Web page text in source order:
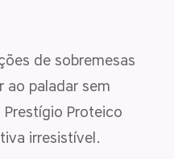
de sobremesas
ao paladar sem
Proteico
irresistível.